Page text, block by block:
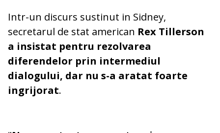
Intr-un discurs sustinut in Sidney,
secretarul de stat american Rex Tillerson
a insistat pentru rezolvarea
diferendelor prin intermediul
dialogului, dar nu s-a aratat foarte
ingrijorat.